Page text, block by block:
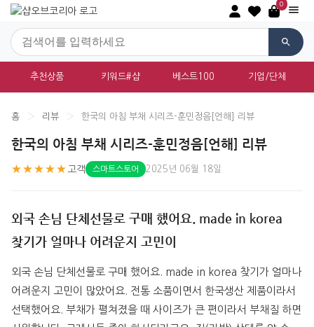
0
추천상품 키워드#샵 베스트100 기업/단체
홈 › 리뷰 › 한국의 아침 부채 시리즈-훈민정음[언해] 리뷰
한국의 아침 부채 시리즈-훈민정음[언해] 리뷰
★★★★★ 고객 스마트스토어 2025년 06월 18일
외국 손님 단체선물로 구매 했어요. made in korea
찾기가 얼마나 어려운지 고민이
외국 손님 단체선물로 구매 했어요. made in korea 찾기가 얼마나
어려운지 고민이 많았어요. 전통 소품이면서 한국생산 제품이라서
선택했어요. 부채가 펼쳐졌을 때 사이즈가 큰 편이라서 부채질 하면